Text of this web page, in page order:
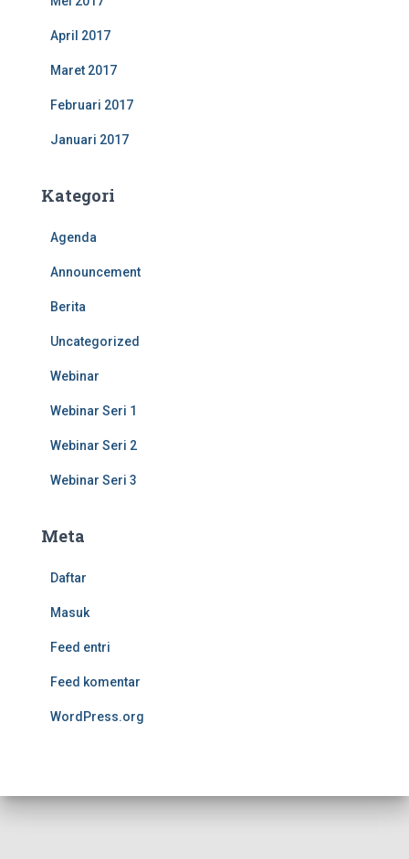
April 2017
Maret 2017
Februari 2017
Januari 2017
Kategori
Agenda
Announcement
Berita
Uncategorized
Webinar
Webinar Seri 1
Webinar Seri 2
Webinar Seri 3
Meta
Daftar
Masuk
Feed entri
Feed komentar
WordPress.org